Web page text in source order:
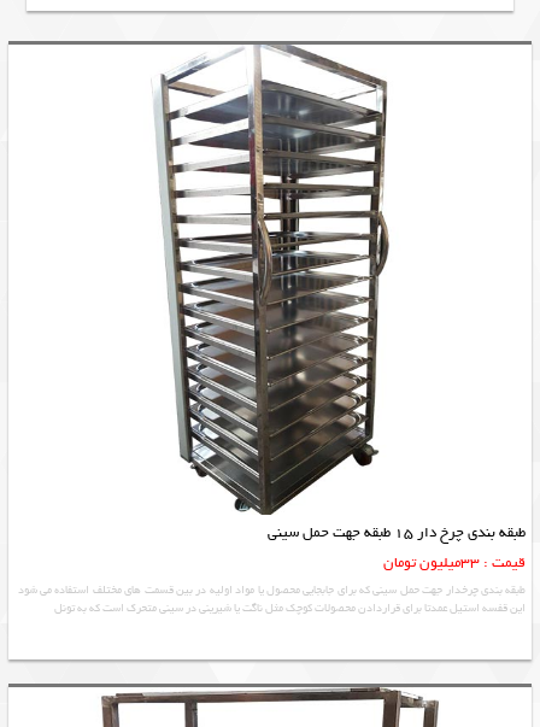
طبقه بندی چرخ دار 15 طبقه جهت حمل سینی
قیمت : 33میلیون تومان
طبقه بندي چرخدار جهت حمل سيني که برای جابجایی محصول یا مواد اولیه در بین قسمت های مختلف استفاده می شود
این قفسه استیل عمدتا برای قراردادن محصولات کوچک مثل ناگت یا شیرینی در سینی متحرک است که به تونل